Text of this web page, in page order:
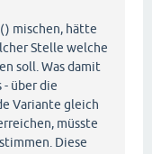
mischen, hätte
Stelle welche
soll. Was damit
über die
Variante gleich
müsste
Diese